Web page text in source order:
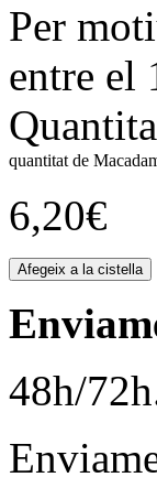
Per
entre el
quantitat de
6,20€
Afegeix a la cistella
48h/